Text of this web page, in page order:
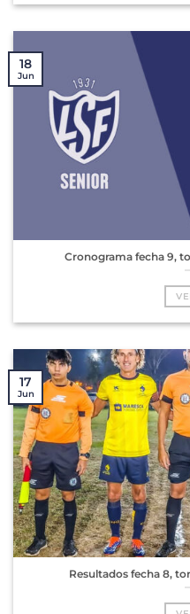
Cronograma fecha 9,
18
Jun
Resultados fecha 8,
17
Jun